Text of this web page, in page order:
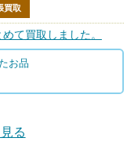
買取
て買取しました。
お品
る